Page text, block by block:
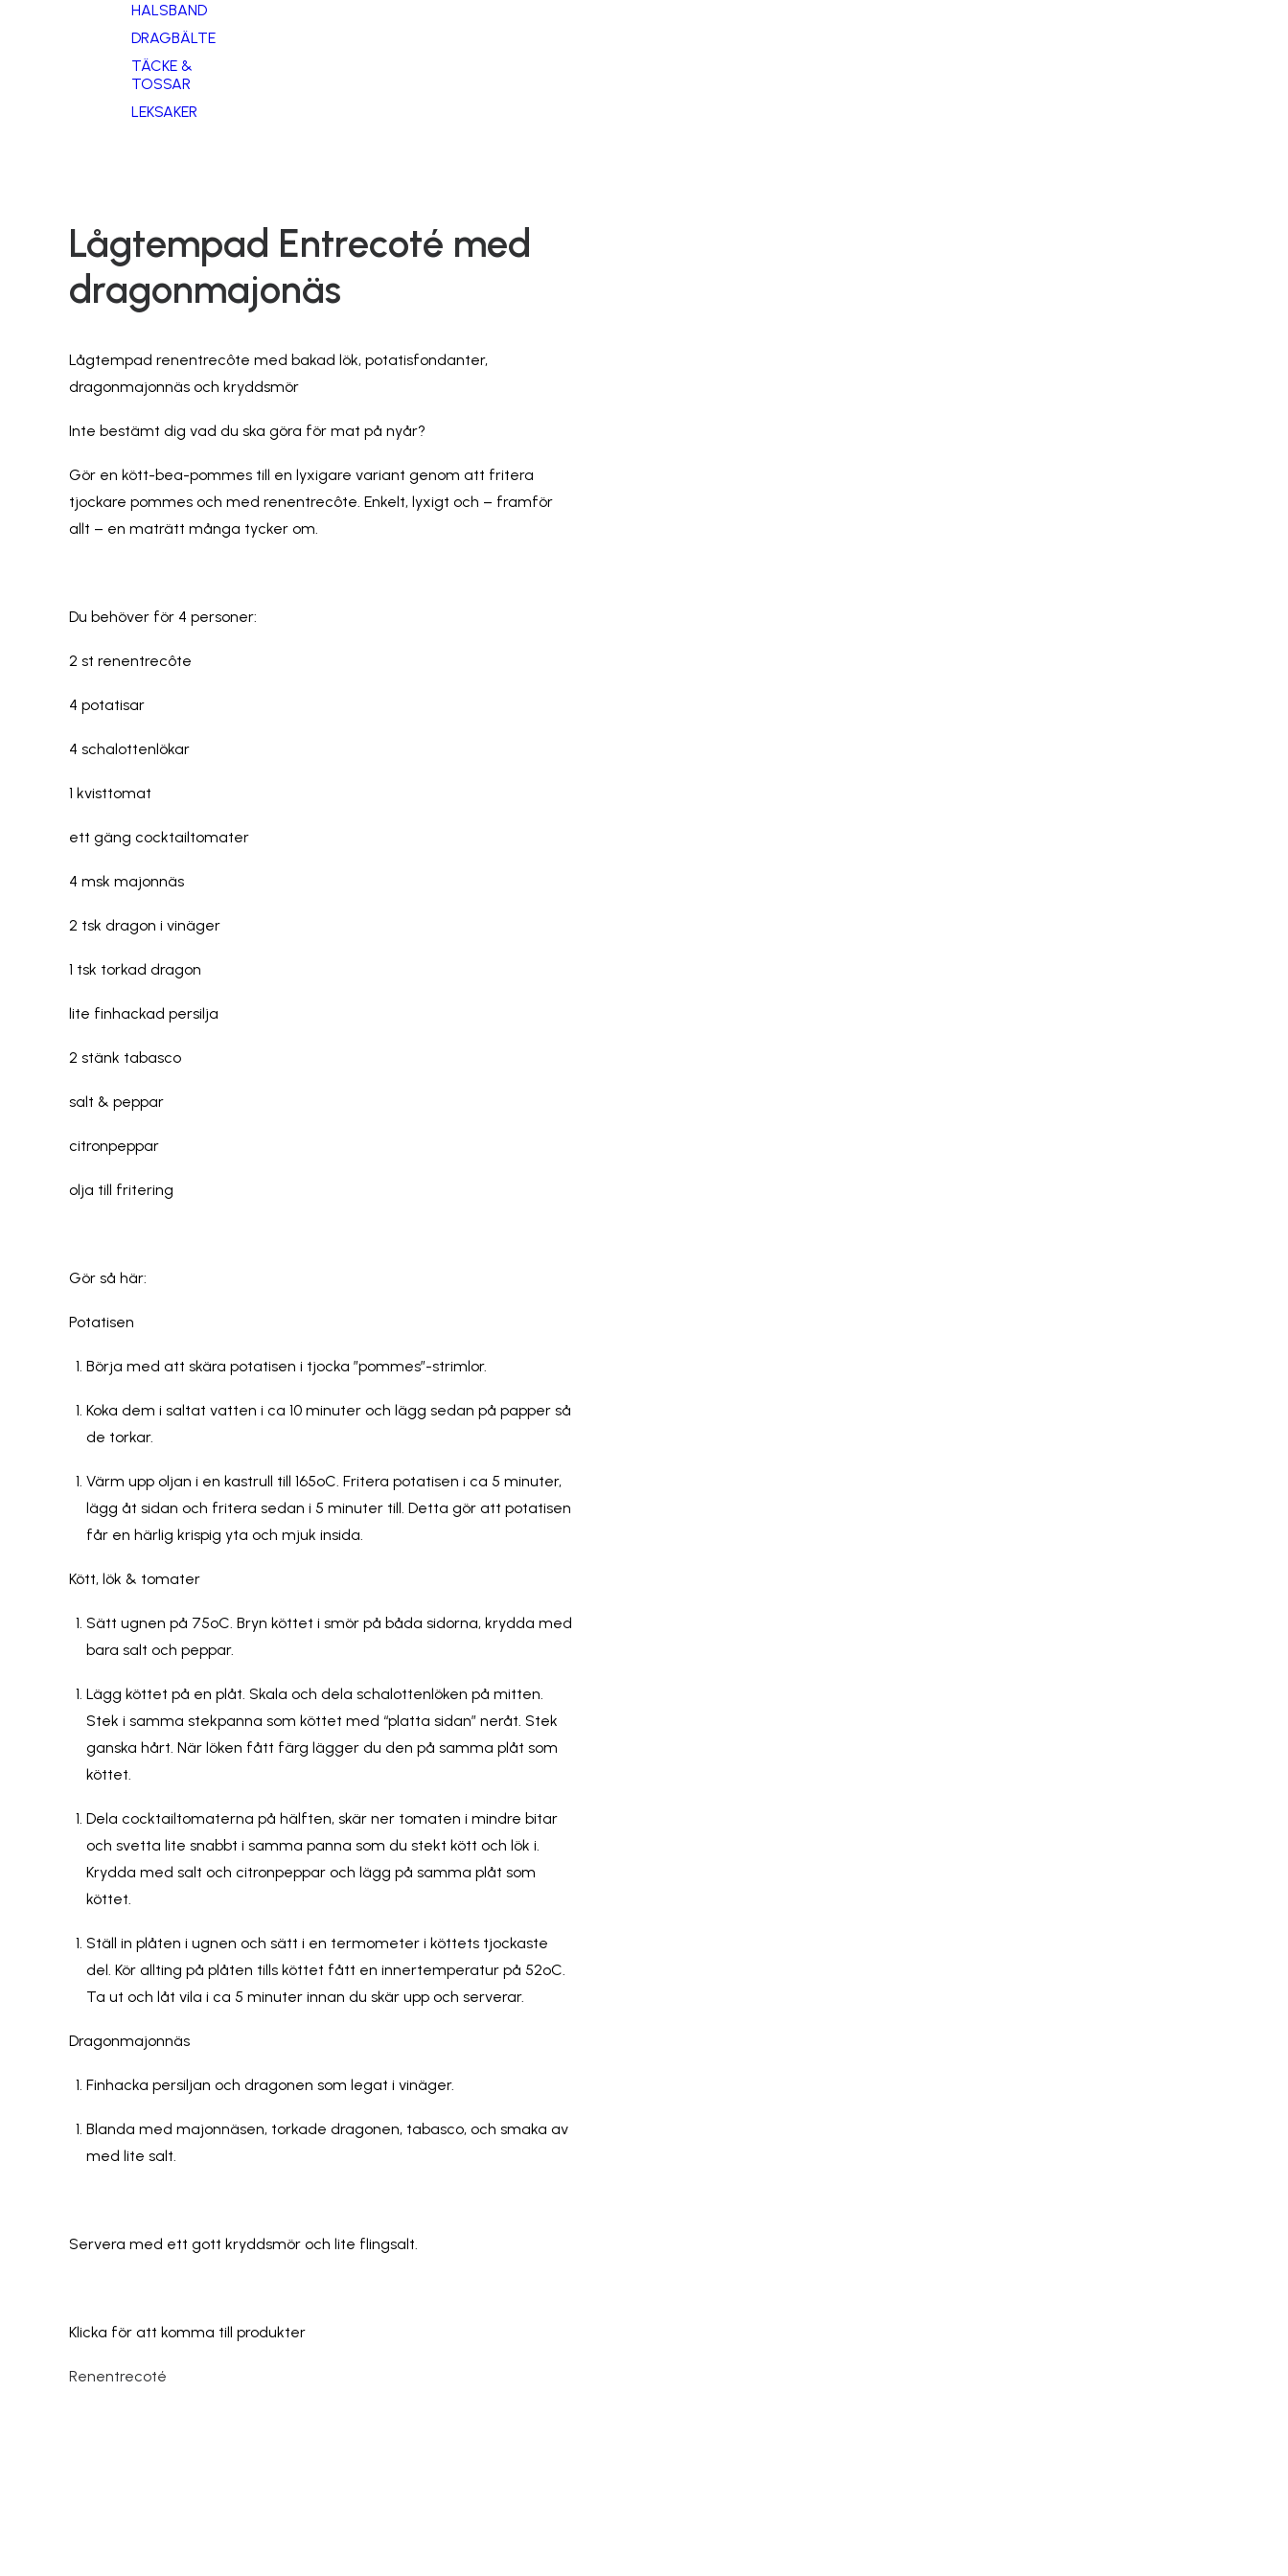
HALSBAND
DRAGBÄLTE
TÄCKE &
TOSSAR
LEKSAKER
Lågtempad Entrecoté med
dragonmajonäs
Lågtempad renentrecôte med bakad lök, potatisfondanter,
dragonmajonnäs och kryddsmör
Inte bestämt dig vad du ska göra för mat på nyår?
Gör en kött-bea-pommes till en lyxigare variant genom att fritera
tjockare pommes och med renentrecôte. Enkelt, lyxigt och – framför
allt – en maträtt många tycker om.
Du behöver för 4 personer:
2 st renentrecôte
4 potatisar
4 schalottenlökar
1 kvisttomat
ett gäng cocktailtomater
4 msk majonnäs
2 tsk dragon i vinäger
1 tsk torkad dragon
lite finhackad persilja
2 stänk tabasco
salt & peppar
citronpeppar
olja till fritering
Gör så här:
Potatisen
Börja med att skära potatisen i tjocka ”pommes”-strimlor.
Koka dem i saltat vatten i ca 10 minuter och lägg sedan på papper så
de torkar.
Värm upp oljan i en kastrull till 165oC. Fritera potatisen i ca 5 minuter,
lägg åt sidan och fritera sedan i 5 minuter till. Detta gör att potatisen
får en härlig krispig yta och mjuk insida.
Kött, lök & tomater
Sätt ugnen på 75oC. Bryn köttet i smör på båda sidorna, krydda med
bara salt och peppar.
Lägg köttet på en plåt. Skala och dela schalottenlöken på mitten.
Stek i samma stekpanna som köttet med “platta sidan” neråt. Stek
ganska hårt. När löken fått färg lägger du den på samma plåt som
köttet.
Dela cocktailtomaterna på hälften, skär ner tomaten i mindre bitar
och svetta lite snabbt i samma panna som du stekt kött och lök i.
Krydda med salt och citronpeppar och lägg på samma plåt som
köttet.
Ställ in plåten i ugnen och sätt i en termometer i köttets tjockaste
del. Kör allting på plåten tills köttet fått en innertemperatur på 52oC.
Ta ut och låt vila i ca 5 minuter innan du skär upp och serverar.
Dragonmajonnäs
Finhacka persiljan och dragonen som legat i vinäger.
Blanda med majonnäsen, torkade dragonen, tabasco, och smaka av
med lite salt.
Servera med ett gott kryddsmör och lite flingsalt.
Klicka för att komma till produkter
Renentrecoté